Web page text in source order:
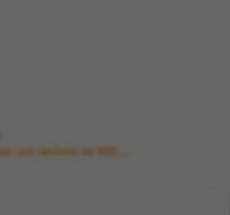
um imóvel de 900 ...